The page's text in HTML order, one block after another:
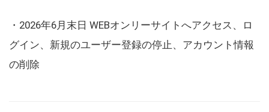
・2026年6月末日 WEBオンリーサイトへアクセス、ロ
グイン、新規のユーザー登録の停止、アカウント情報
の削除